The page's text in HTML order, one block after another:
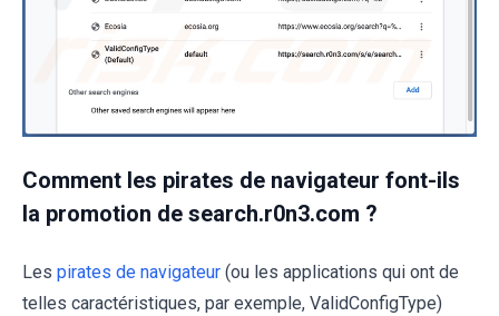
Comment les pirates de navigateur font-ils
la promotion de search.r0n3.com ?
Les pirates de navigateur (ou les applications qui ont de
telles caractéristiques, par exemple, ValidConfigType)